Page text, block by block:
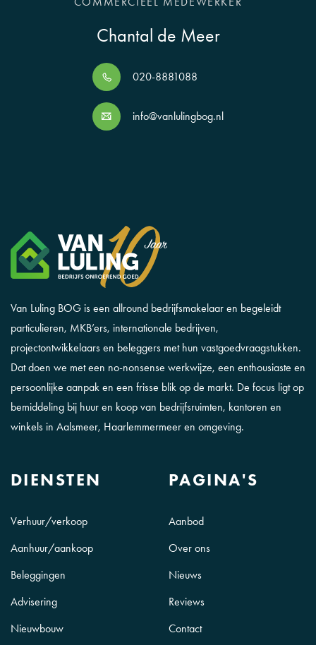
Chantal de Meer
020-8881088
info@vanlulingbog.nl
Van Luling BOG is een allround bedrijfsmakelaar en begeleidt
particulieren, MKB’ers, internationale bedrijven,
projectontwikkelaars en beleggers met hun vastgoedvraagstukken.
Dat doen we met een no-nonsense werkwijze, een enthousiaste en
persoonlijke aanpak en een frisse blik op de markt. De focus ligt op
bemiddeling bij huur en koop van bedrijfsruimten, kantoren en
winkels in Aalsmeer, Haarlemmermeer en omgeving.
DIENSTEN
Verhuur/verkoop
Aanhuur/aankoop
Beleggingen
Advisering
Nieuwbouw
PAGINA'S
Aanbod
Over ons
Nieuws
Reviews
Contact